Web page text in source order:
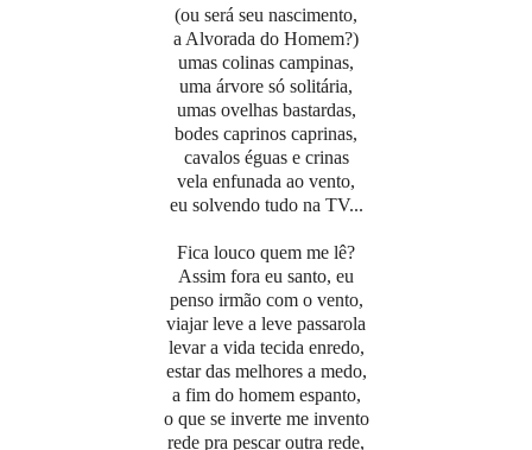
(ou será seu nascimento,
a Alvorada do Homem?)
umas colinas campinas,
uma árvore só solitária,
umas ovelhas bastardas,
bodes caprinos caprinas,
cavalos éguas e crinas
vela enfunada ao vento,
eu solvendo tudo na TV...
Fica louco quem me lê?
Assim fora eu santo, eu
penso irmão com o vento,
viajar leve a leve passarola
levar a vida tecida enredo,
estar das melhores a medo,
a fim do homem espanto,
o que se inverte me invento
rede pra pescar outra rede,